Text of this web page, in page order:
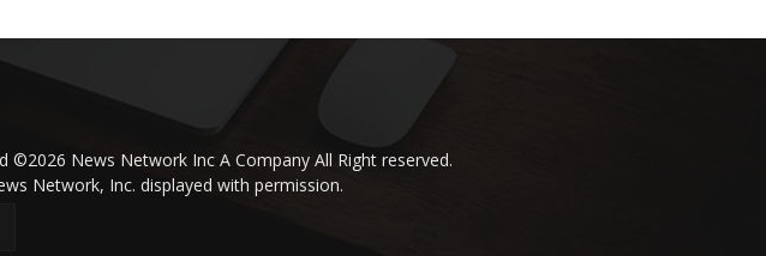
News Network Inc A Company All Right reserved.
Network, Inc. displayed with permission.